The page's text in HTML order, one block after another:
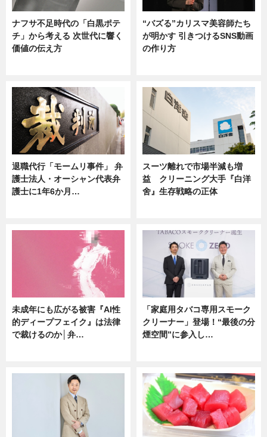
ナフサ不足時代の「白黒ポテ
チ」から考える 次世代に響く
価値の伝え方
“バズる”カリスマ美容師たち
が明かす 引きつけるSNS動画
の作り方
退職代行「モームリ事件」 弁
護士法人・オーシャン代表弁
護士に1年6か月…
スーツ離れで市場半減も増
益 クリーニング大手『白洋
舍』生存戦略の正体
未成年にも広がる被害『AI性
的ディープフェイク』は法律
で裁けるのか│弁…
「家庭用タバコ専用スモーク
クリーナー」登場！“最後の分
煙空間”に参入し…